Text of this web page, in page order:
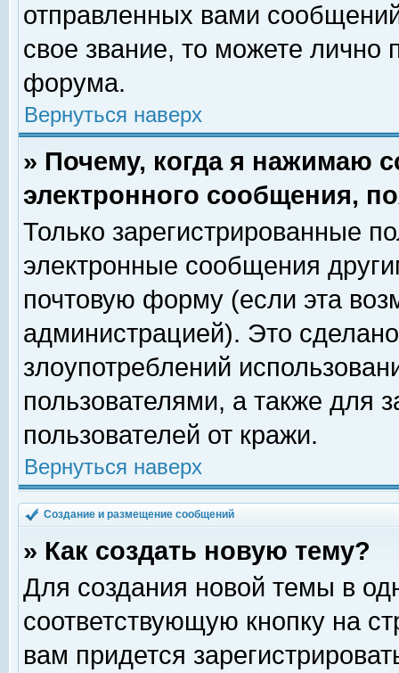
отправленных вами
свое звание, то можете лично
форума.
Вернуться наверх
» Почему, когда я нажимаю
электронного сообщения,
Только зарегистрированные
электронные сообщения
почтовую форму (если эта
администрацией). Это
злоупотреблений
пользователями, а также для
пользователей от кражи.
Вернуться наверх
Создание и размещение сообщений
» Как создать новую тему?
Для создания новой темы в
соответствующую кнопку на
вам придется